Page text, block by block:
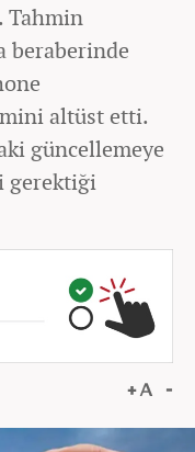
Tahmin
beraberinde
altüst etti.
güncellemeye
gerektiği